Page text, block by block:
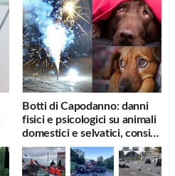
Botti di Capodanno: danni
fisici e psicologici su animali
domestici e selvatici, consigli
utili